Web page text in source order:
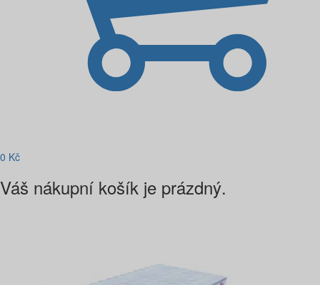
0 Kč
Váš nákupní košík je prázdný.